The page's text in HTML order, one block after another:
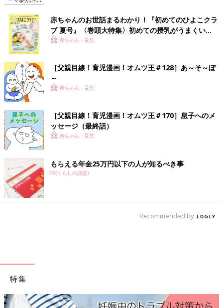
インスタンプ]
画！オムツ王＃70］
ママって呼んだ？
画！オムツ王＃72］も
るもるの里
赤ちゃんのお世話まるわかり！『初めてのひよこクラ
ブ 夏号』〈巻頭大特集〉初めての授乳がうまくい
く！ おっぱい・ミルクの基本と夏のトラブル 解決テ
赤ちゃん・育児
［父親目線！育児漫画！オムツ王＃128］あ～そ～ぼ
～
赤ちゃん・育児
［父親目線！育児漫画！オムツ王＃170］息子へのメ
ッセージ（最終話）
赤ちゃん・育児
もらえる年金25万円以下の人が知るべき事
PR(くらしの話題)
Recommended by
特集